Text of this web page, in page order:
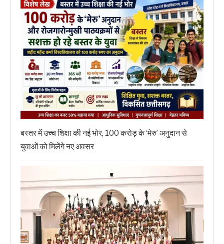
बस्तर में उच्च शिक्षा की नई भोर, 100 करोड़ के ‘मेरु’ अनुदान से
युवाओं को मिलेंगे नए अवसर